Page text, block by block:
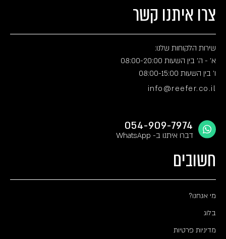
צרו איתנו קשר
שירות הלקוחות שלנו:
א' - ה' בין השעות 08:00-20:00
ו' בין השעות 08:00-15:00
info@reefer.co.il
054-909-7974
דברו איתנו ב- WhatsApp
חשובים
מי אנחנו?
בלוג
מדיניות פרטיות